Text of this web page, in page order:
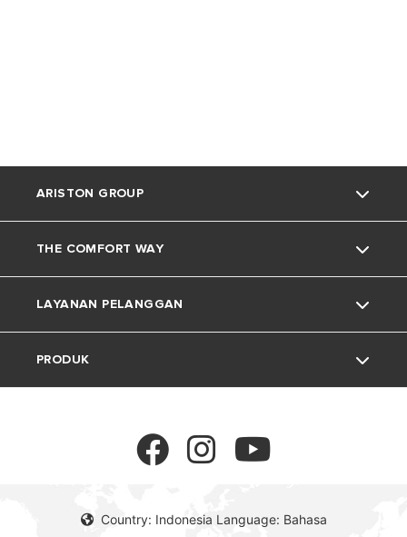
Country: Indonesia Language: Bahasa
ARISTON GROUP
Tentang Ariston
Grup
Karir
THE COMFORT WAY
Trik dan Kiat
Kehidupan Rumah
LAYANAN PELANGGAN
Kontak
PRODUK
Pemanas Air Tenaga Surya